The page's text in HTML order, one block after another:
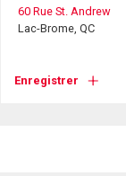
60 Rue St. Andrew
Lac-Brome, QC
Enregistrer